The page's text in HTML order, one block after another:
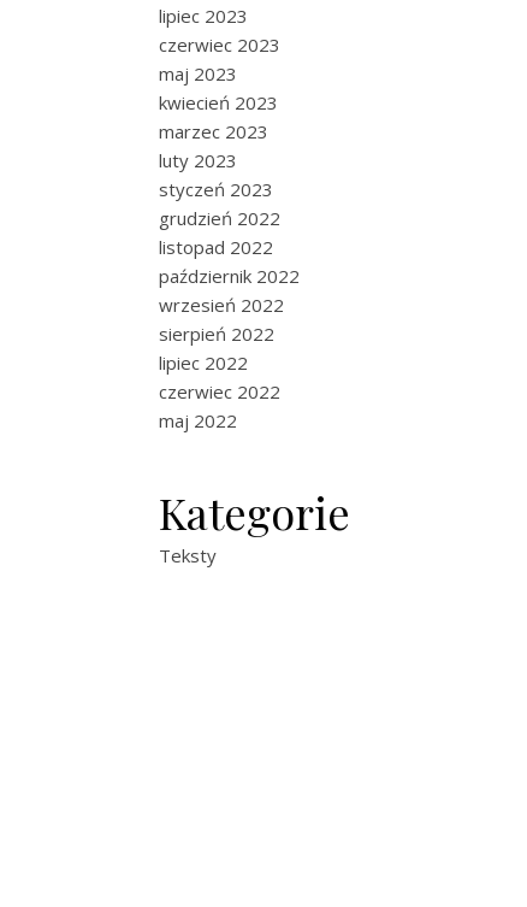
lipiec 2023
czerwiec 2023
maj 2023
kwiecień 2023
marzec 2023
luty 2023
styczeń 2023
grudzień 2022
listopad 2022
październik 2022
wrzesień 2022
sierpień 2022
lipiec 2022
czerwiec 2022
maj 2022
Kategorie
Teksty